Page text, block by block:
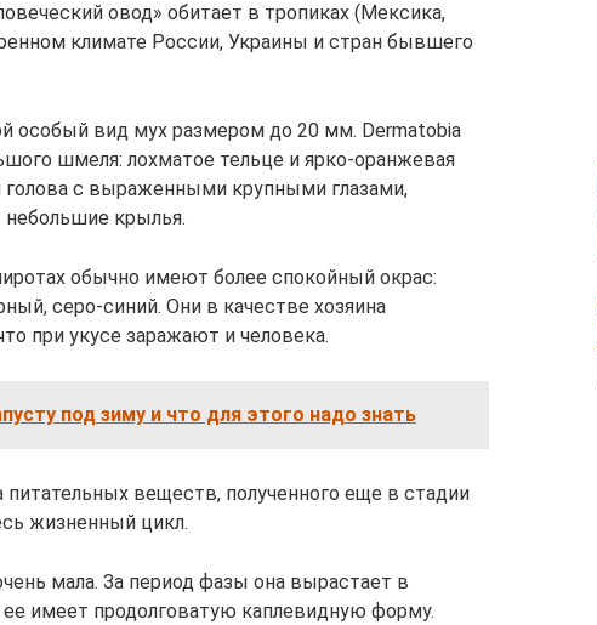
овод» обитает в тропиках (Мексика,
климате России, Украины и стран бывшего
особый вид мух размером до 20 мм. Dermatobia
шмеля: лохматое тельце и ярко-оранжевая
голова с выраженными крупными глазами,
крылья.
обычно имеют более спокойный окрас:
серо-синий. Они в качестве хозяина
при укусе заражают и человека.
под зиму и что для этого надо знать
питательных веществ, полученного еще в стадии
жизненный цикл.
мала. За период фазы она вырастает в
ее имеет продолговатую каплевидную форму.